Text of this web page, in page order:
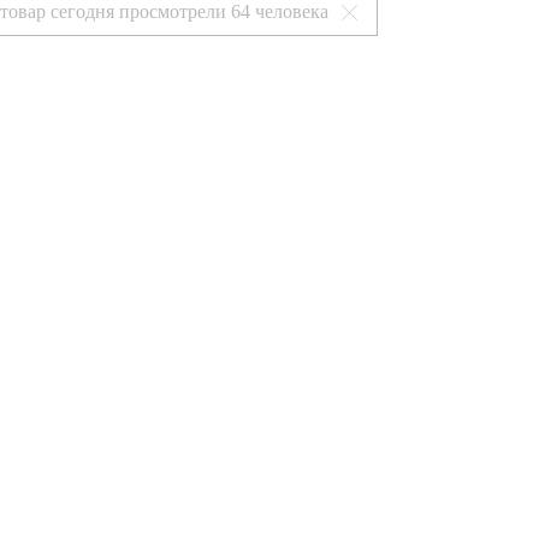
сегодня просмотрели 64 человека